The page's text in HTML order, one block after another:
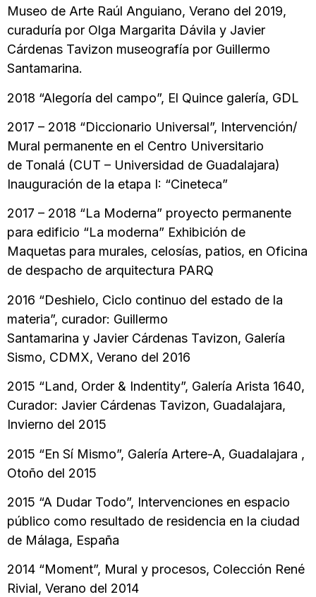
Museo de Arte Raúl Anguiano, Verano del 2019,
curaduría por Olga Margarita Dávila y Javier
Cárdenas Tavizon museografía por Guillermo
Santamarina.
2018 “Alegoría del campo”, El Quince galería, GDL
2017 – 2018 “Diccionario Universal”, Intervención/
Mural permanente en el Centro Universitario
de Tonalá (CUT – Universidad de Guadalajara)
Inauguración de la etapa I: “Cineteca”
2017 – 2018 “La Moderna” proyecto permanente
para edificio “La moderna” Exhibición de
Maquetas para murales, celosías, patios, en Oficina
de despacho de arquitectura PARQ
2016 “Deshielo, Ciclo continuo del estado de la
materia”, curador: Guillermo
Santamarina y Javier Cárdenas Tavizon, Galería
Sismo, CDMX, Verano del 2016
2015 “Land, Order & Indentity”, Galería Arista 1640,
Curador: Javier Cárdenas Tavizon, Guadalajara,
Invierno del 2015
2015 “En Sí Mismo”, Galería Artere-A, Guadalajara ,
Otoño del 2015
2015 “A Dudar Todo”, Intervenciones en espacio
público como resultado de residencia en la ciudad
de Málaga, España
2014 “Moment”, Mural y procesos, Colección René
Rivial, Verano del 2014